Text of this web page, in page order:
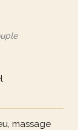
massage